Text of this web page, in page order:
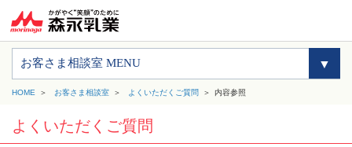
お客さま相談室 MENU
HOME お客さま相談室 よくいただくご質問 内容参照
よくいただくご質問